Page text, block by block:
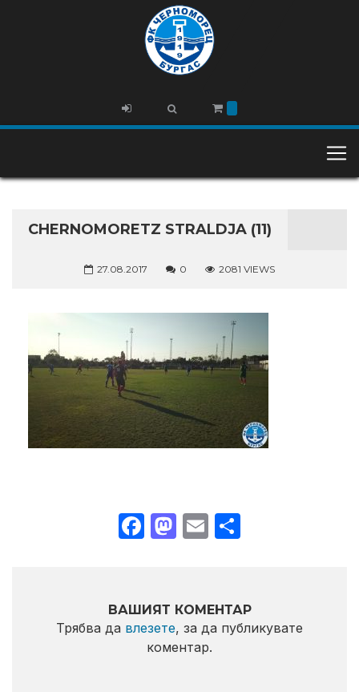
CHERNOMORETZ STRALDJA (11)
27.08.2017 0 2081 VIEWS
Facebook
Mastodon
Email
ВАШИЯТ КОМЕНТАР
Трябва да влезете, за да публикувате
коментар.